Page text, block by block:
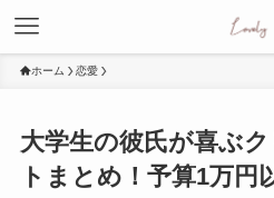
ホーム 恋愛
大学生の彼氏が喜ぶ
トまとめ！予算1万円